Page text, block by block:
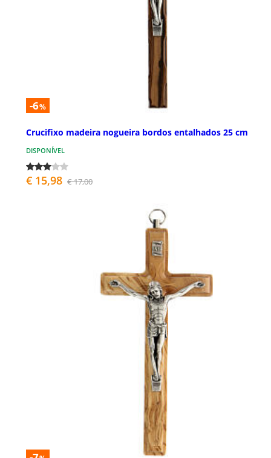
-6%
Crucifixo madeira nogueira bordos entalhados 25 cm
DISPONÍVEL
€ 15,98 € 17,00